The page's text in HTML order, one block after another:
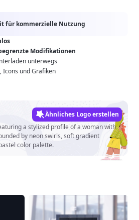
für kommerzielle Nutzung
Modifikationen
unterwegs
Icons und Grafiken
Ähnliches Logo erstellen
a stylized profile of a woman with
by neon swirls, soft gradient
color palette.